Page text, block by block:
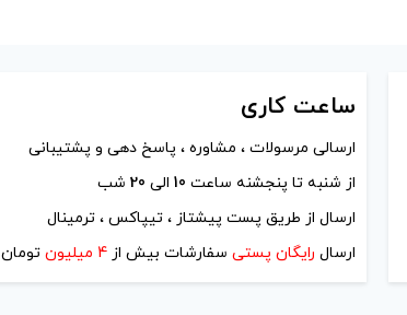
ساعت کاری
ارسالی مرسولات ، مشاوره ، پاسخ دهی و پشتیبانی
از شنبه تا پنجشنه ساعت 10الی 20شب
ارسال از طریق پست پیشتاز ، تیپاکس ، ترمینال
ارسال رایگان پستی سفارشات بیش از 4 میلیون تومان